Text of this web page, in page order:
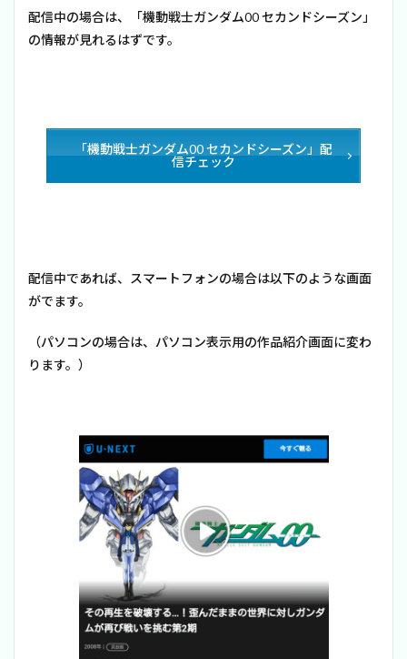
配信中の場合は、「機動戦士ガンダム00 セカンドシーズン」
の情報が見れるはずです。
「機動戦士ガンダム00 セカンドシーズン」配
信チェック
配信中であれば、スマートフォンの場合は以下のような画面
がでます。
（パソコンの場合は、パソコン表示用の作品紹介画面に変わ
ります。）